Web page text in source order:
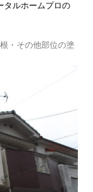
タルホームプロの
・その他部位の塗